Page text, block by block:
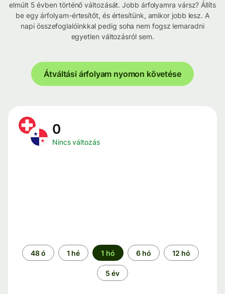
elmúlt 5 évben történő változását. Jobb árfolyamra vársz? Állíts
be egy árfolyam-értesítőt, és értesítünk, amikor jobb lesz. A
napi összefoglalóinkkal pedig soha nem fogsz lemaradni
egyetlen változásról sem.
Átváltási árfolyam nyomon követése
0
Nincs változás
Időszak
48 ó 1 hé 1 hó 6 hó 12 hó
5 év